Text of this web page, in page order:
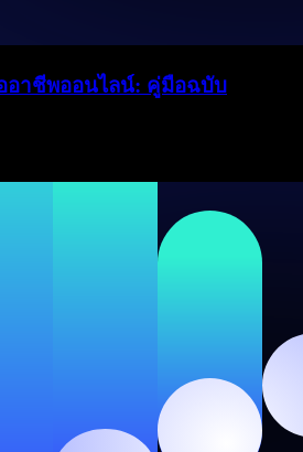
อาชีพออนไลน์: คู่มือฉบับ